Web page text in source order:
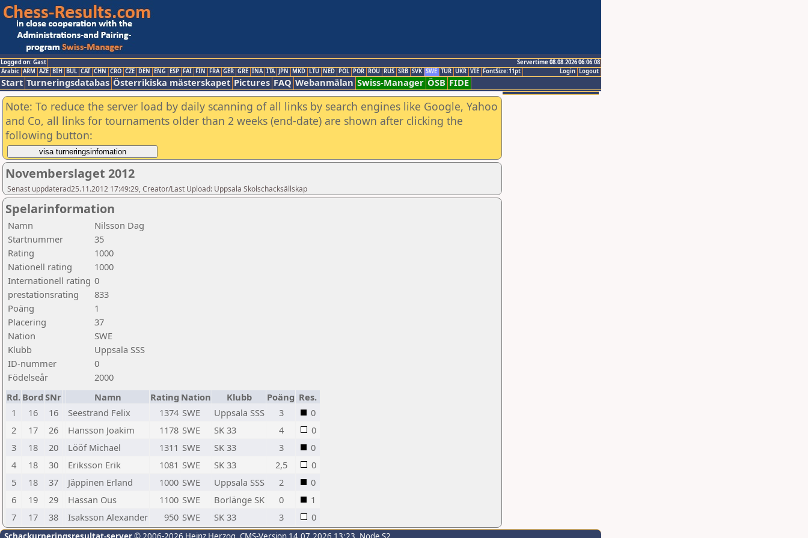
Logged on: Gast
Servertime 08.08.2026 06:06:08
Logout
Login
Arabic ARM AZE BIH BUL CAT CHN CRO CZE DEN ENG ESP FAI FIN FRA GER GRE INA ITA JPN MKD LTU NED POL POR ROU RUS SRB SVK SWE TUR UKR VIE FontSize:11pt
Start Turneringsdatabas Österrikiska mästerskapet Pictures FAQ Webanmälan Swiss-Manager ÖSB FIDE
Note: To reduce the server load by daily scanning of all links by search engines like Google, Yahoo
and Co, all links for tournaments older than 2 weeks (end-date) are shown after clicking the
following button:
Novemberslaget 2012
Senast uppdaterad25.11.2012 17:49:29, Creator/Last Upload: Uppsala Skolschacksällskap
Spelarinformation
Namn
Nilsson Dag
Startnummer
35
Rating
1000
Nationell rating
1000
Internationell rating 0
prestationsrating
833
Poäng
1
Placering
37
Nation
SWE
Klubb
Uppsala SSS
ID-nummer
0
Födelseår
2000
Rd. Bord SNr Namn Rating Nation Klubb Poäng Res.
1
16 16 Seestrand Felix 1374 SWE Uppsala SSS 3
0
2
17 26 Hansson Joakim 1178 SWE SK 33 4
0
3
18 20 Lööf Michael 1311 SWE SK 33 3
0
4
18 30 Eriksson Erik 1081 SWE SK 33 2,5
0
5
18 37 Jäppinen Erland 1000 SWE Uppsala SSS 2
0
6
19 29 Hassan Ous 1100 SWE Borlänge SK 0
1
7
17 38 Isaksson Alexander 950 SWE SK 33 3 0